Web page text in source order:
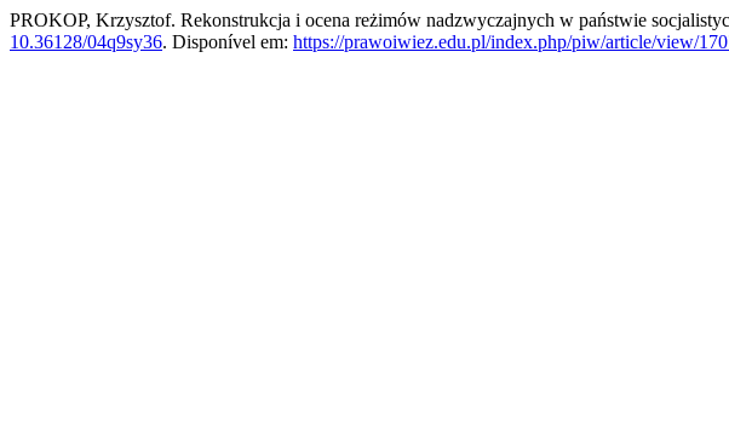
PROKOP, Krzysztof. Rekonstrukcja i ocena reżimów nadzwyczajnych w państwie
10.36128/04q9sy36. Disponível em: https://prawoiwiez.edu.pl/index.php/piw/article/view/